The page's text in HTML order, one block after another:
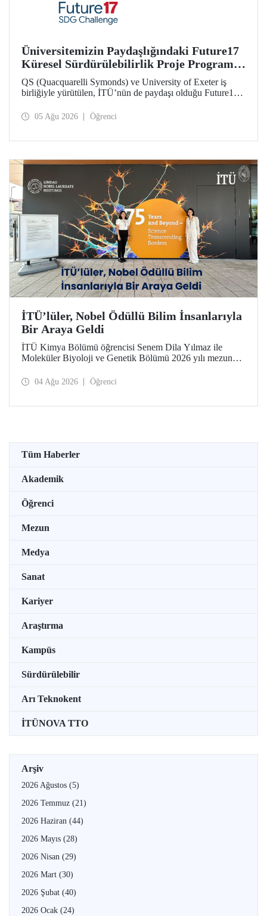
Üniversitemizin Paydaşlığındaki Future17
Küresel Sürdürülebilirlik Proje Programı,
Öğrencilerimizin Başvurularını Bekliyor
QS (Quacquarelli Symonds) ve University of Exeter iş
birliğiyle yürütülen, İTÜ’nün de paydaşı olduğu Future17
öğrenci başvuruları açıldı. Başvurular için son gün 31
05 Ağu 2026 Öğrenci
İTÜ’lüler, Nobel Ödüllü Bilim İnsanlarıyla
Bir Araya Geldi
İTÜ Kimya Bölümü öğrencisi Senem Dila Yılmaz ile
Moleküler Biyoloji ve Genetik Bölümü 2026 yılı mezunu
Etkinliklere Katılım Desteği kapsamında 75’inci Lindau
04 Ağu 2026 Öğrenci
Tüm Haberler
Akademik
Öğrenci
Mezun
Medya
Sanat
Kariyer
Araştırma
Kampüs
Sürdürülebilir
Arı Teknokent
İTÜNOVA TTO
Arşiv
2026 Ağustos (5)
2026 Temmuz (21)
2026 Haziran (44)
2026 Mayıs (28)
2026 Nisan (29)
2026 Mart (30)
2026 Şubat (40)
2026 Ocak (24)